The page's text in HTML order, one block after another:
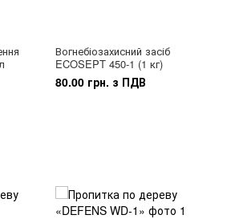
Вогнебіозахисний засіб
ECOSEPT 450-1 (1 кг)
80.00 грн. з ПДВ